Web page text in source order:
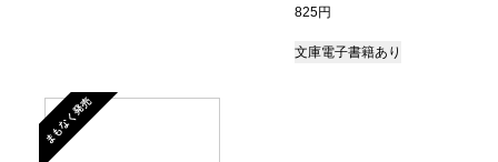
825円
文庫電子書籍あり
まもなく発売